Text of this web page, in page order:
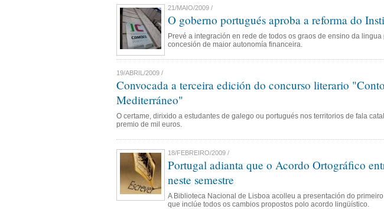
21/MAIO/2009 /
O goberno portugués aproba a reforma do
Prevé a integración en rede de todos os graos de ensino da lingua
concesión de maior autonomía financeira.
19/ABRIL/2009 /
Convocada a terceira edición do concurso literario
Mediterráneo"
O certame, dirixido a estudantes de galego ou portugués nos territorios de fala
premio de mil euros.
18/FEBREIRO/2009 /
Portugal adianta que o Acordo Ortográfico
neste semestre
A Biblioteca Nacional de Lisboa acolleu a presentación do
que inclúe todos os cambios propostos polo acordo lingüístico.